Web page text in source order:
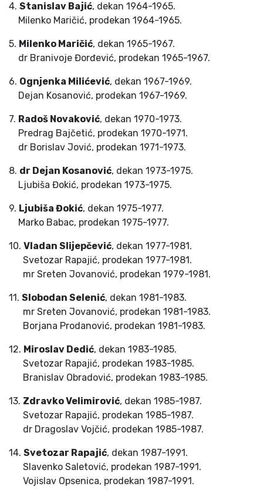
4. Stanislav Bajić, dekan 1964-1965.
Milenko Maričić, prodekan 1964-1965.
5. Milenko Maričić, dekan 1965-1967.
dr Branivoje Đorđević, prodekan 1965-1967.
6. Ognjenka Milićević, dekan 1967-1969.
Dejan Kosanović, prodekan 1967-1969.
7. Radoš Novaković, dekan 1970-1973.
Predrag Bajčetić, prodekan 1970-1971.
dr Borislav Jović, prodekan 1971-1973.
8. dr Dejan Kosanović, dekan 1973-1975.
Ljubiša Đokić, prodekan 1973-1975.
9. Ljubiša Đokić, dekan 1975-1977.
Marko Babac, prodekan 1975-1977.
10. Vladan Slijepčević, dekan 1977-1981.
Svetozar Rapajić, prodekan 1977-1981.
mr Sreten Jovanović, prodekan 1979-1981.
11. Slobodan Selenić, dekan 1981-1983.
mr Sreten Jovanović, prodekan 1981-1983.
Borjana Prodanović, prodekan 1981-1983.
12. Miroslav Dedić, dekan 1983-1985.
Svetozar Rapajić, prodekan 1983-1985.
Branislav Obradović, prodekan 1983-1985.
13. Zdravko Velimirović, dekan 1985-1987.
Svetozar Rapajić, prodekan 1985-1987.
dr Dragoslav Vojčić, prodekan 1985-1987.
14. Svetozar Rapajić, dekan 1987-1991.
Slavenko Saletović, prodekan 1987-1991.
Vojislav Opsenica, prodekan 1987-1991.